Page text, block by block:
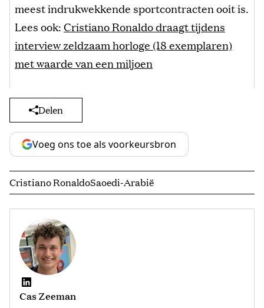
meest indrukwekkende sportcontracten ooit is.
Lees ook:Cristiano Ronaldo draagt tijdens
interview zeldzaam horloge (18 exemplaren)
met waarde van een miljoen
Delen
Voeg ons toe als voorkeursbron
Cristiano RonaldoSaoedi-Arabië
Cas Zeeman